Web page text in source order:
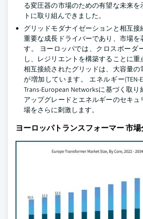
る変圧器の市場のための有望な未来を
トに取り組んできました。
グリッドモダナイゼーションと相互接
重要な成長ドライバーであり、市場を
す。 ヨーロッパでは、クロスボーダ
し、レジリエントを構築することに重
相互接続されたグリッドは、大容量の
が増加しています。 エネルギー(TEN-
Trans-European Networksに基づく取
アップグレードとエネルギーのセキ
場をさらに刺激します。
ヨーロッパトランスフォーマー 市